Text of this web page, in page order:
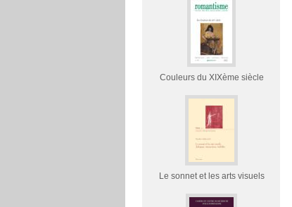
Couleurs du XIXème siècle
Le sonnet et les arts visuels